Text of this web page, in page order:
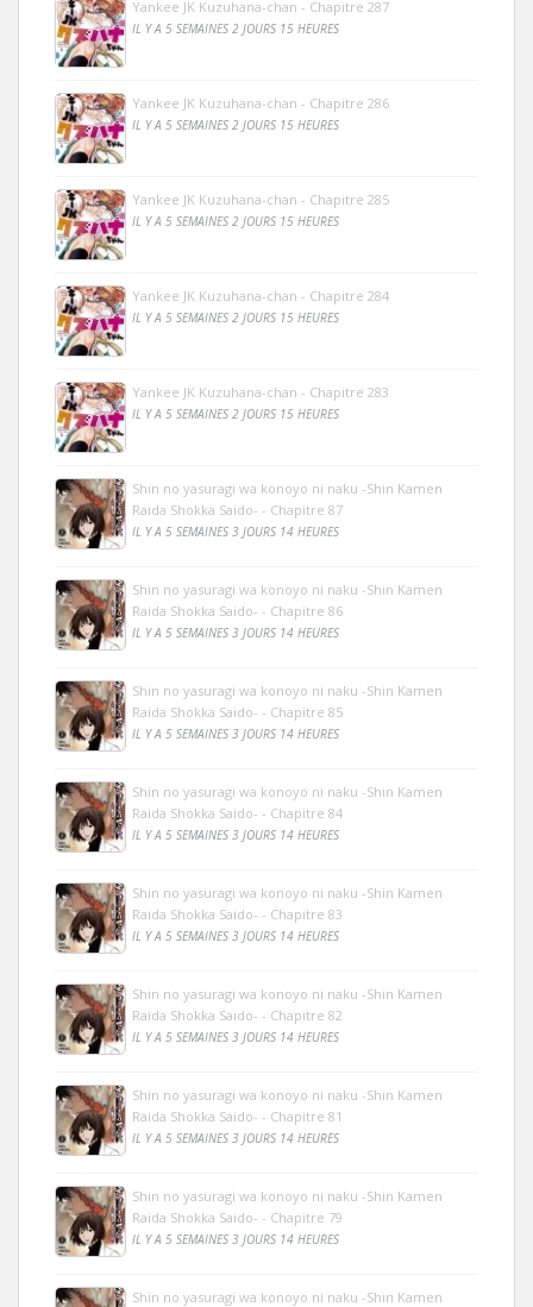
Yankee JK Kuzuhana-chan - Chapitre 287
IL Y A 5 SEMAINES 2 JOURS 15 HEURES
Yankee JK Kuzuhana-chan - Chapitre 286
IL Y A 5 SEMAINES 2 JOURS 15 HEURES
Yankee JK Kuzuhana-chan - Chapitre 285
IL Y A 5 SEMAINES 2 JOURS 15 HEURES
Yankee JK Kuzuhana-chan - Chapitre 284
IL Y A 5 SEMAINES 2 JOURS 15 HEURES
Yankee JK Kuzuhana-chan - Chapitre 283
IL Y A 5 SEMAINES 2 JOURS 15 HEURES
Shin no yasuragi wa konoyo ni naku -Shin Kamen
Raida Shokka Saido- - Chapitre 87
IL Y A 5 SEMAINES 3 JOURS 14 HEURES
Shin no yasuragi wa konoyo ni naku -Shin Kamen
Raida Shokka Saido- - Chapitre 86
IL Y A 5 SEMAINES 3 JOURS 14 HEURES
Shin no yasuragi wa konoyo ni naku -Shin Kamen
Raida Shokka Saido- - Chapitre 85
IL Y A 5 SEMAINES 3 JOURS 14 HEURES
Shin no yasuragi wa konoyo ni naku -Shin Kamen
Raida Shokka Saido- - Chapitre 84
IL Y A 5 SEMAINES 3 JOURS 14 HEURES
Shin no yasuragi wa konoyo ni naku -Shin Kamen
Raida Shokka Saido- - Chapitre 83
IL Y A 5 SEMAINES 3 JOURS 14 HEURES
Shin no yasuragi wa konoyo ni naku -Shin Kamen
Raida Shokka Saido- - Chapitre 82
IL Y A 5 SEMAINES 3 JOURS 14 HEURES
Shin no yasuragi wa konoyo ni naku -Shin Kamen
Raida Shokka Saido- - Chapitre 81
IL Y A 5 SEMAINES 3 JOURS 14 HEURES
Shin no yasuragi wa konoyo ni naku -Shin Kamen
Raida Shokka Saido- - Chapitre 79
IL Y A 5 SEMAINES 3 JOURS 14 HEURES
Shin no yasuragi wa konoyo ni naku -Shin Kamen